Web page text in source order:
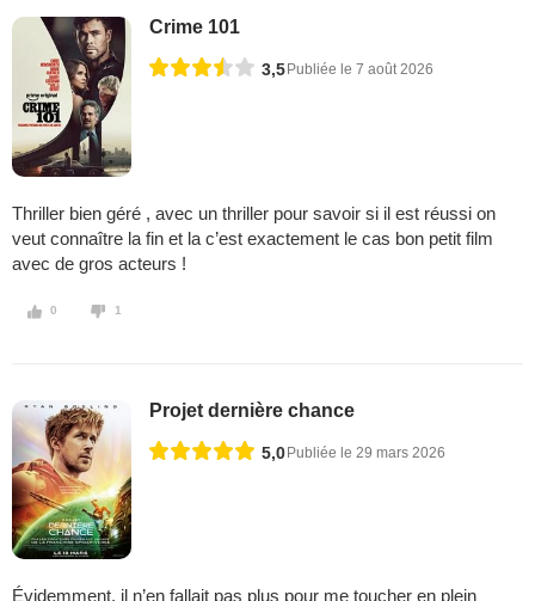
Crime 101
3,5 Publiée le 7 août 2026
Thriller bien géré , avec un thriller pour savoir si il est réussi on
veut connaître la fin et la c’est exactement le cas bon petit film
avec de gros acteurs !
0 1
Projet dernière chance
5,0Publiée le 29 mars 2026
Évidemment, il n’en fallait pas plus pour me toucher en plein